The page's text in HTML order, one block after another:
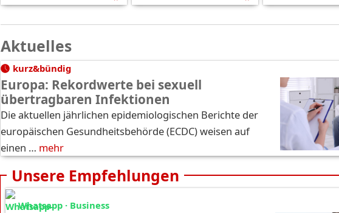
Aktuelles
kurz&bündig
Europa: Rekordwerte bei sexuell
übertragbaren Infektionen
Die aktuellen jährlichen epidemiologischen Berichte der
europäischen Gesundheitsbehörde (ECDC) weisen auf
einen … mehr
Unsere Empfehlungen
Whatsapp · Business